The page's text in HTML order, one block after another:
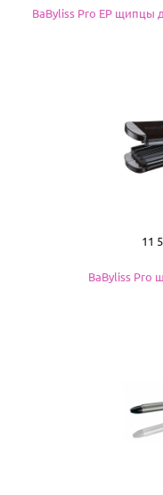
BaByliss Pro EP щипцы
11
BaByliss Pro